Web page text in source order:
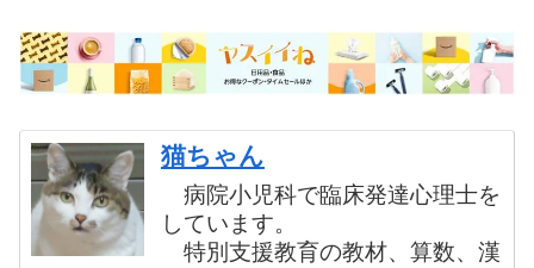
猫ちゃん
病院小児科で臨床発達心理士を
しています。
特別支援教育の教材、算数、漢